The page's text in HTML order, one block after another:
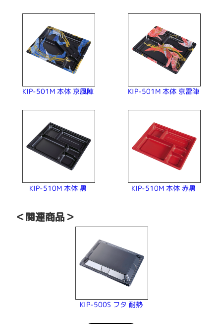
KIP-501M 本体 京風陣 KIP-501M 本体 京雷陣
KIP-510M 本体 黒 KIP-510M 本体 赤黒
＜関連商品＞
KIP-500S フタ 耐熱